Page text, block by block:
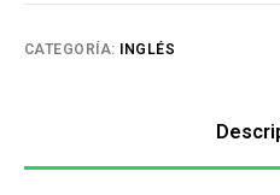
CATEGORÍA: INGLÉS